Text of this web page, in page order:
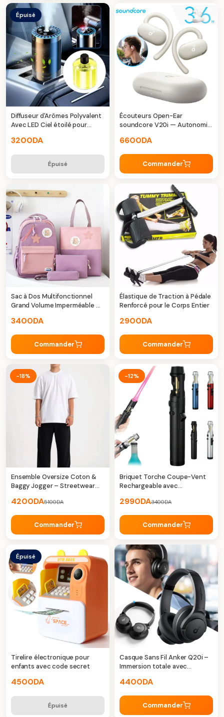
Épuisé
Diffuseur d'Arômes Polyvalent
Avec LED Ciel étoilé pour
3200DA
Épuisé
Écouteurs Open-Ear
soundcore V20i — Autonomie
6600DA
Commander
Sac à Dos Multifonctionnel
Grand Volume Imperméable —
3400DA
Commander
Élastique de Traction à Pédale
Renforcé pour le Corps Entier
2900DA
Commander
-18%
Ensemble Oversize Coton &
Baggy Jogger – Streetwear
4200DA5100DA
Commander
-12%
Briquet Torche Coupe-Vent
Rechargeable avec
Sécurité
2990DA3400DA
Commander
Épuisé
Tirelire électronique pour
enfants avec code secret
4500DA
Épuisé
Casque Sans Fil Anker Q20i –
Immersion totale avec
4400DA
Commander